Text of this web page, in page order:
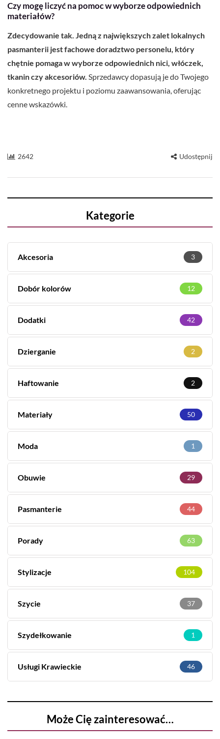
Czy mogę liczyć na pomoc w wyborze odpowiednich
materiałów?
Zdecydowanie tak. Jedną z największych zalet lokalnych
pasmanterii jest fachowe doradztwo personelu, który
chętnie pomaga w wyborze odpowiednich nici, włóczek,
tkanin czy akcesoriów. Sprzedawcy dopasują je do Twojego
konkretnego projektu i poziomu zaawansowania, oferując
cenne wskazówki.
2642 Udostępnij
Kategorie
Akcesoria 3
Dobór kolorów 12
Dodatki 42
Dzierganie 2
Haftowanie 2
Materiały 50
Moda 1
Obuwie 29
Pasmanterie 44
Porady 63
Stylizacje 104
Szycie 37
Szydełkowanie 1
Usługi Krawieckie 46
Może Cię zainteresować…